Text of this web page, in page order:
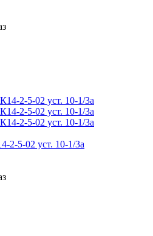
2-5-02 уст. 10-1/3а